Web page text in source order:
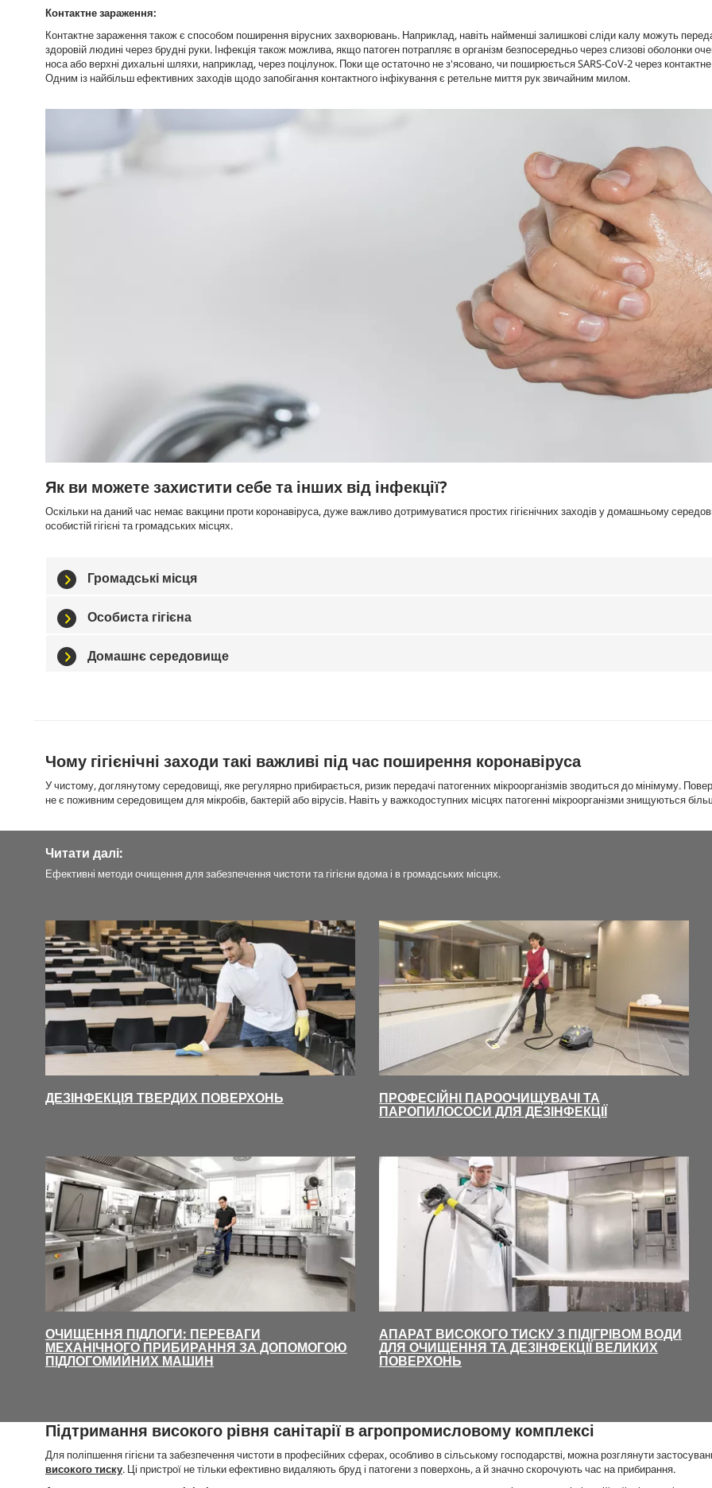
Контактне зараження:
Контактне зараження також є способом поширення вірусних захворювань. Наприклад, навіть найменші залишкові сліди калу можуть
здоровій людині через брудні руки. Інфекція також можлива, якщо патоген потрапляє в організм безпосередньо через слизові оболонки
носа або верхні дихальні шляхи, наприклад, через поцілунок. Поки ще остаточно не з'ясовано, чи поширюється SARS-CoV-2 через
Одним із найбільш ефективних заходів щодо запобігання контактного інфікування є ретельне миття рук звичайним милом.
Як ви можете захистити себе та інших від інфекції?
Оскільки на даний час немає вакцини проти коронавіруса, дуже важливо дотримуватися простих гігієнічних заходів у домашньому
особистій гігієні та громадських місцях.
Громадські місця
Особиста гігієна
Домашнє середовище
Чому гігієнічні заходи такі важливі під час поширення коронавіруса
У чистому, доглянутому середовищі, яке регулярно прибирається, ризик передачі патогенних мікроорганізмів зводиться до мінімуму.
не є поживним середовищем для мікробів, бактерій або вірусів. Навіть у важкодоступних місцях патогенні мікроорганізми знищуються
Читати далі:
Ефективні методи очищення для забезпечення чистоти та гігієни вдома і в громадських місцях.
ДЕЗІНФЕКЦІЯ ТВЕРДИХ ПОВЕРХОНЬ ПРОФЕСІЙНІ ПАРООЧИЩУВАЧІ ТА
ПАРОПИЛОСОСИ ДЛЯ ДЕЗІНФЕКЦІЇ
ОЧИЩЕННЯ ПІДЛОГИ: ПЕРЕВАГИ
МЕХАНІЧНОГО ПРИБИРАННЯ ЗА ДОПОМОГОЮ
ПІДЛОГОМИЙНИХ МАШИН
АПАРАТ ВИСОКОГО ТИСКУ З ПІДІГРІВОМ ВОДИ
ДЛЯ ОЧИЩЕННЯ ТА ДЕЗІНФЕКЦІЇ ВЕЛИКИХ
ПОВЕРХОНЬ
Підтримання високого рівня санітарії в агропромисловому комплексі
Для поліпшення гігієни та забезпечення чистоти в професійних сферах, особливо в сільському господарстві, можна розглянути
високого тиску. Ці пристрої не тільки ефективно видаляють бруд і патогени з поверхонь, а й значно скорочують час на прибирання.